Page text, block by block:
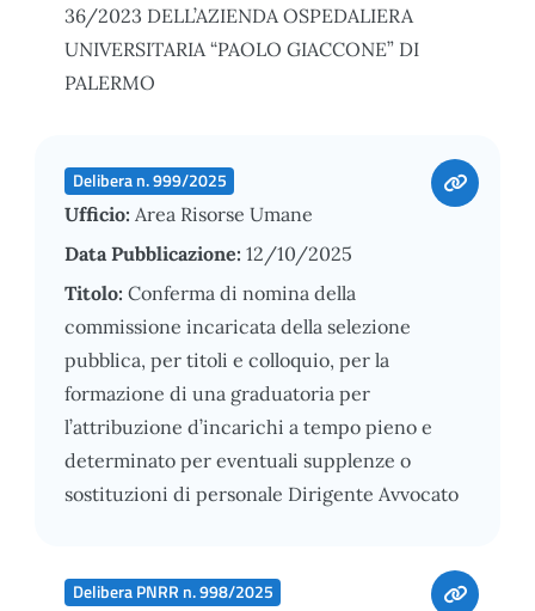
36/2023 DELL’AZIENDA OSPEDALIERA
UNIVERSITARIA “PAOLO GIACCONE” DI
PALERMO
Delibera n. 999/2025
Ufficio: Area Risorse Umane
Data Pubblicazione: 12/10/2025
Titolo: Conferma di nomina della
commissione incaricata della selezione
pubblica, per titoli e colloquio, per la
formazione di una graduatoria per
l’attribuzione d’incarichi a tempo pieno e
determinato per eventuali supplenze o
sostituzioni di personale Dirigente Avvocato
Delibera PNRR n. 998/2025